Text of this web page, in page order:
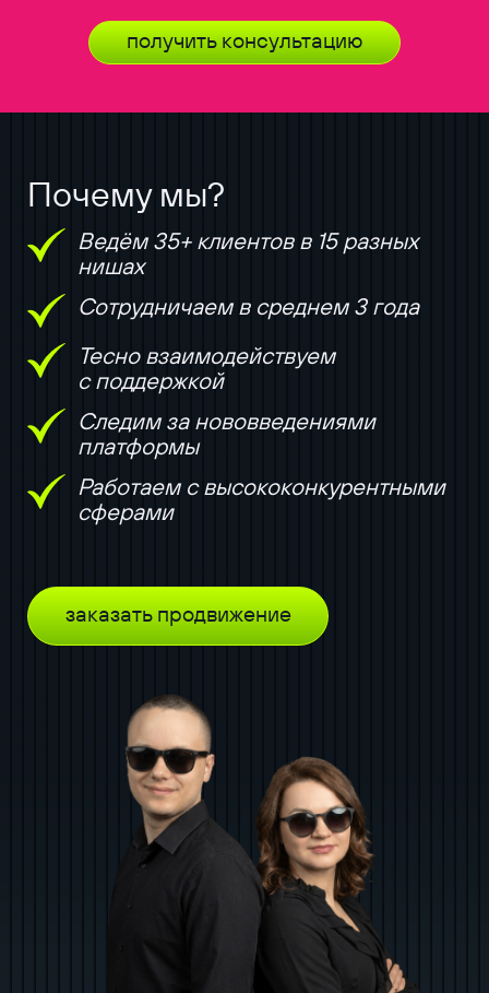
получить консультацию
Почему мы?
Ведём 35+ клиентов в 15 разных
нишах
Сотрудничаем в среднем 3 года
Тесно взаимодействуем
с поддержкой
Следим за нововведениями
платформы
Работаем с высококонкурентными
сферами
заказать продвижение